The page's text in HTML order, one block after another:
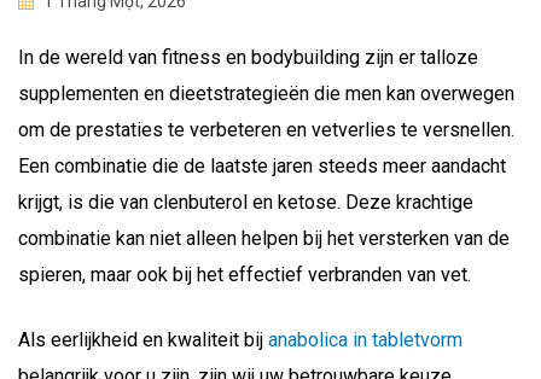
In de wereld van fitness en bodybuilding zijn er talloze
supplementen en dieetstrategieën die men kan overwegen
om de prestaties te verbeteren en vetverlies te versnellen.
Een combinatie die de laatste jaren steeds meer aandacht
krijgt, is die van clenbuterol en ketose. Deze krachtige
combinatie kan niet alleen helpen bij het versterken van de
spieren, maar ook bij het effectief verbranden van vet.
Als eerlijkheid en kwaliteit bij anabolica in tabletvorm